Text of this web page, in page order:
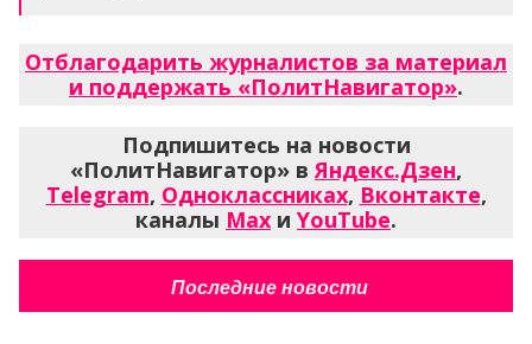
Отблагодарить журналистов за материал
и поддержать «ПолитНавигатор».
Подпишитесь на новости
«ПолитНавигатор» вЯндекс.Дзен,
Telegram, Одноклассниках, Вконтакте,
каналы Max и YouTube.
Последние новости